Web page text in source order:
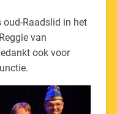
oud-Raadslid in het
van
ook voor